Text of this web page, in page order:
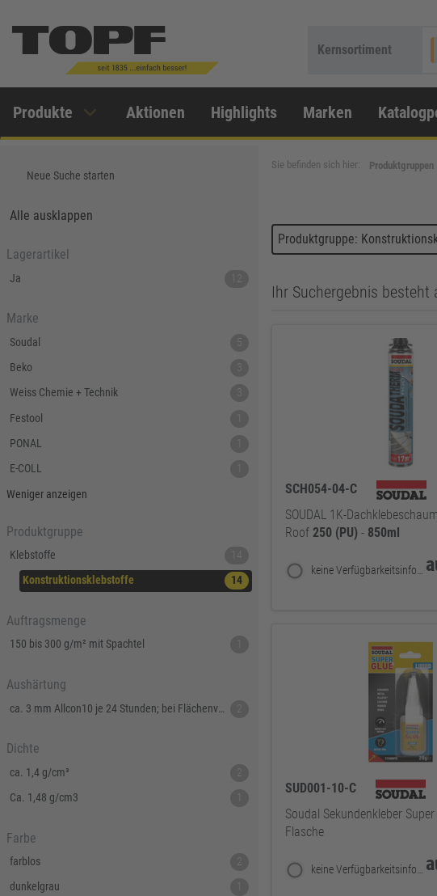
Kernsortiment
Produkte Aktionen Highlights Marken
Neue Suche starten
Alle ausklappen
Lagerartikel
Ja 12
Marke
Soudal
5
Beko
3
Weiss Chemie + Technik
3
Festool
PONAL
E-COLL
Weniger anzeigen
Produktgruppe
Klebstoffe
14
Konstruktionsklebstoffe
14
Auftragsmenge
150 bis 300 g/m² mit Spachtel
Aushärtung
ca. 3 mm Allcon10 je 24 Stunden; bei Flächenverklebung nach 7 bis 10 Minuten; zu ca. 70% - nach 30 bis 45 Minuten zu 100% ausgehärtet 2
Dichte
ca. 1,4 g/cm³
2
Ca. 1,48 g/cm3
Farbe
farblos
2
dunkelgrau
Sie befinden sich hier: Produktgruppen
Produktgruppe:
Ihr Suchergebnis
SCH054-04-C
SOUDAL 1K-
Roof 250 (PU) - 850ml
keine Verfügbarkeitsinformationen
SUD001-10-C
Soudal Sekundenkleber
Flasche
keine Verfügbarkeitsinformationen